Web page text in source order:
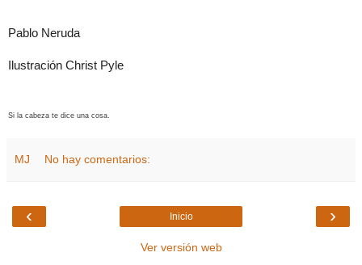
Pablo Neruda
Ilustración Christ Pyle
Si la cabeza te dice una cosa.
MJ No hay comentarios:
‹ ›
Inicio
Ver versión web